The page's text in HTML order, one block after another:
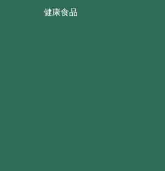
健康食品